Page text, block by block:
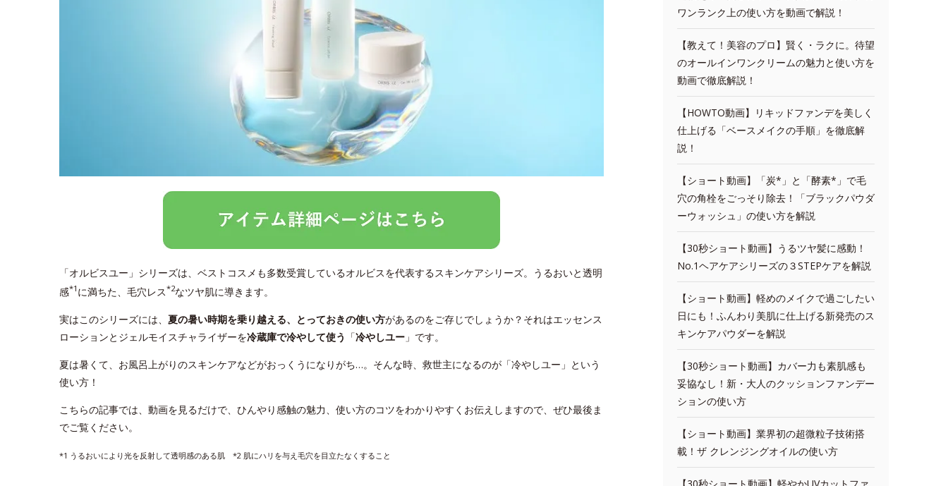
「オルビスユー」シリーズは、ベストコスメも多数受賞しているオルビスを代表するスキンケアシリーズ。うるおいと透明
感*1 に満ちた、毛穴レス*2なツヤ肌に導きます。
実はこのシリーズには、 夏の暑い時期を乗り越える、とっておきの使い方があるのをご存じでしょうか？それはエッセンス
ローションとジェルモイスチャライザーを冷蔵庫で冷やして使う 「冷やしユー 」です。
夏は暑くて、お風呂上がりのスキンケアなどがおっくうになりがち…。そんな時、救世主になるのが「冷やしユー」という
使い方！
こちらの記事では、動画を見るだけで、ひんやり感触の魅力、使い方のコツをわかりやすくお伝えしますので、ぜひ最後ま
でご覧ください。
*1 うるおいにより光を反射して透明感のある肌 *2 肌にハリを与え毛穴を目立たなくすること
ワンランク上の使い方を動画で解説！
【教えて！美容のプロ】賢く・ラクに。待望
のオールインワンクリームの魅力と使い方を
動画で徹底解説！
【HOWTO動画】リキッドファンデを美しく
仕上げる「ベースメイクの手順」を徹底解
説！
【ショート動画】「炭*」と「酵素*」で毛
穴の角栓をごっそり除去！「ブラックパウダ
ーウォッシュ」の使い方を解説
【30秒ショート動画】うるツヤ髪に感動！
No.1ヘアケアシリーズの３STEPケアを解説
【ショート動画】軽めのメイクで過ごしたい
日にも！ふんわり美肌に仕上げる新発売のス
キンケアパウダーを解説
【30秒ショート動画】カバー力も素肌感も
妥協なし！新・大人のクッションファンデー
ションの使い方
【ショート動画】業界初の超微粒子技術搭
載！ザ クレンジングオイルの使い方